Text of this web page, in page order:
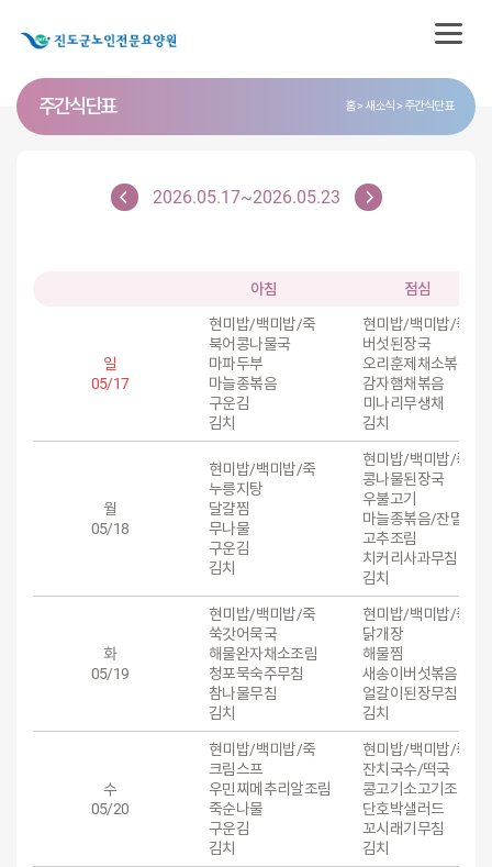
주간식단표 홈 새소식 주간식단표
2026.05.17~2026.05.23
아침 점심
일
05/17
현미밥/백미밥/죽
북어콩나물국
마파두부
마늘종볶음
구운김
김치
현미밥/백미밥/죽
버섯된장국
오리훈제채소볶음
감자햄채볶음
미나리무생채
김치
월
05/18
현미밥/백미밥/죽
누릉지탕
달걀찜
무나물
구운김
김치
현미밥/백미밥/죽
콩나물된장국
우불고기
마늘종볶음/잔멸치
고추조림
치커리사과무침
김치
화
05/19
현미밥/백미밥/죽
쑥갓어묵국
해물완자채소조림
청포묵숙주무침
참나물무침
김치
현미밥/백미밥/죽
닭개장
해물찜
새송이버섯볶음
얼갈이된장무침
김치
수
05/20
현미밥/백미밥/죽
크림스프
우민찌메추리알조림
죽순나물
구운김
김치
현미밥/백미밥/죽
잔치국수/떡국
콩고기소고기조림
단호박샐러드
꼬시래기무침
김치